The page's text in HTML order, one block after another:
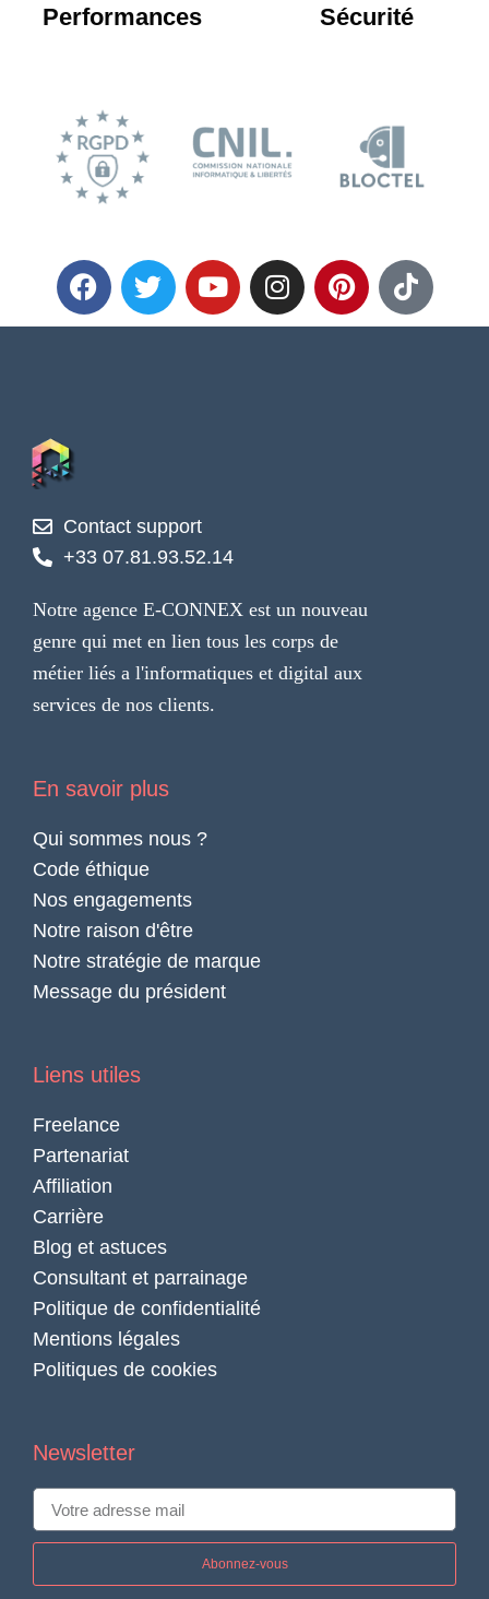
Performances Sécurité
Contact support
+33 07.81.93.52.14
Notre agence E-CONNEX est un nouveau
genre qui met en lien tous les corps de
métier liés a l'informatiques et digital aux
services de nos clients.
En savoir plus
Qui sommes nous ?
Code éthique
Nos engagements
Notre raison d'être
Notre stratégie de marque
Message du président
Liens utiles
Freelance
Partenariat
Affiliation
Carrière
Blog et astuces
Consultant et parrainage
Politique de confidentialité
Mentions légales
Politiques de cookies
Newsletter
Abonnez-vous